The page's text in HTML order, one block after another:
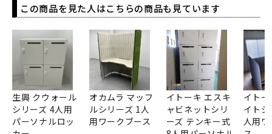
この商品を見た人はこちらの商品も見ています
生興 クウォール
シリーズ 4人用
パーソナルロッ
オカムラ マッフ
ルシリーズ 1人
用ワークブース
イトーキ エスキ
ャビネットシリ
ーズ テンキー式
イト
イト
人用